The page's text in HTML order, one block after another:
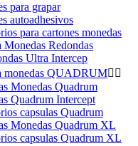
para grapar
autoadhesivos
para cartones monedas
Monedas Redondas
Ultra Intercep
monedas QUADRUM 
Monedas Quadrum
Quadrum Intercept
capsulas Quadrum
Monedas Quadrum XL
capsulas Quadrum XL